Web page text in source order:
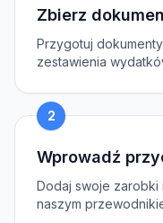
Zbierz
Przygotuj
zestawienia
2
Wprowadź
Dodaj swoje
naszym